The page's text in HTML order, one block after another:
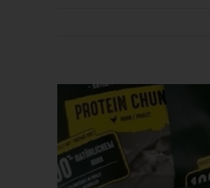
Zeige
grösseres
Bild